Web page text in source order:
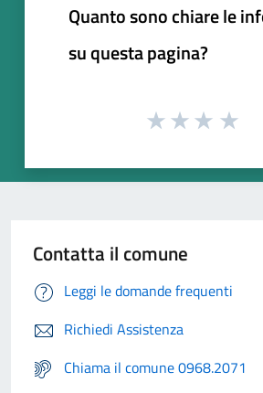
Quanto sono chiare le
su questa pagina?
Contatta il comune
Leggi le domande frequenti
Richiedi Assistenza
Chiama il comune 0968.2071